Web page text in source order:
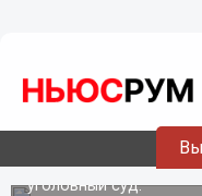
Женщина-
похитила
богородских
Дело в отношении
ответственности
уголовный суд.